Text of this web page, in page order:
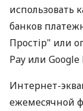
использовать
банков
Простір" или
Pay или Google
Интернет-
ежемесячной